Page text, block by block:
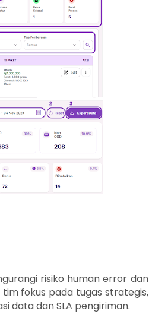
risiko human error dan
fokus pada tugas strategis,
data dan SLA pengiriman.